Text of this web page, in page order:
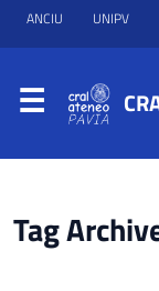
ANCIU UNIPV
Tag